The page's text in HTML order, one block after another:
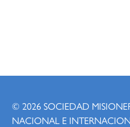
© 2026 SOCIEDAD
NACIONAL E